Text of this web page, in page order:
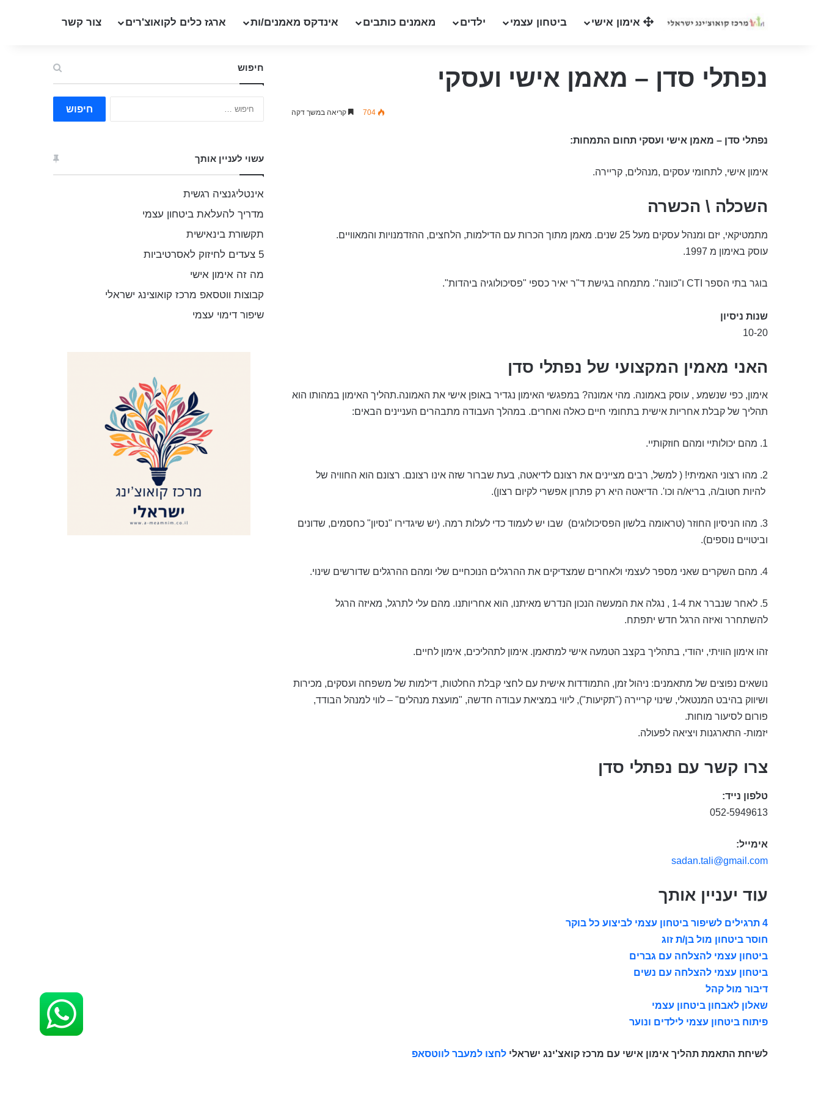
אימון אישי ביטחון עצמי ילדים מאמנים כותבים אינדקס מאמנים/ות ארגז כלים לקואוצ'רים צור קשר
נפתלי סדן – מאמן אישי ועסקי
704 קריאה במשך דקה
נפתלי סדן – מאמן אישי ועסקי תחום התמחות:
אימון אישי, לתחומי עסקים ,מנהלים, קריירה.
השכלה \ הכשרה
מתמטיקאי, יזם ומנהל עסקים מעל 25 שנים. מאמן מתוך הכרות עם הדילמות, הלחצים, ההזדמנויות והמאוויים.
עוסק באימון מ 1997.
בוגר בתי הספר CTI ו"כוונה". מתמחה בגישת ד"ר יאיר כספי "פסיכולוגיה ביהדות".
שנות ניסיון
10-20
האני מאמין המקצועי של נפתלי סדן
אימון, כפי שנשמע , עוסק באמונה. מהי אמונה? במפגשי האימון נגדיר באופן אישי את האמונה.תהליך האימון במהותו הוא
תהליך של קבלת אחריות אישית בתחומי חיים כאלה ואחרים. במהלך העבודה מתבהרים העניינים הבאים:
1. מהם יכולותיי ומהם חוזקותיי.
2. מהו רצוני האמיתי! ( למשל, רבים מציינים את רצונם לדיאטה, בעת שברור שזה אינו רצונם. רצונם הוא החוויה של
להיות חטוב/ה, בריא/ה וכו'. הדיאטה היא רק פתרון אפשרי לקיום רצון).
3. מהו הניסיון החוזר (טראומה בלשון הפסיכולוגים) שבו יש לעמוד כדי לעלות רמה. (יש שיגדירו "נסיון" כחסמים, שדונים
וביטויים נוספים).
4. מהם השקרים שאני מספר לעצמי ולאחרים שמצדיקים את ההרגלים הנוכחיים שלי ומהם ההרגלים שדורשים שינוי.
5. לאחר שנברר את 1-4 , נגלה את המעשה הנכון הנדרש מאיתנו, הוא אחריותנו. מהם עלי לתרגל, מאיזה הרגל
להשתחרר ואיזה הרגל חדש יתפתח.
זהו אימון הוויתי, יהודי, בתהליך בקצב הטמעה אישי למתאמן. אימון לתהליכים, אימון לחיים.
נושאים נפוצים של מתאמנים: ניהול זמן, התמודדות אישית עם לחצי קבלת החלטות, דילמות של משפחה ועסקים, מכירות
ושיווק בהיבט המנטאלי, שינוי קריירה ("תקיעות"), ליווי במציאת עבודה חדשה, "מועצת מנהלים" – לווי למנהל הבודד,
פורום לסיעור מוחות.
יזמות- התארגנות ויציאה לפעולה.
צרו קשר עם נפתלי סדן
טלפון נייד:
052-5949613
אימייל:
sadan.tali@gmail.com
עוד יעניין אותך
4 תרגילים לשיפור ביטחון עצמי לביצוע כל בוקר
חוסר ביטחון מול בן/ת זוג
ביטחון עצמי להצלחה עם גברים
ביטחון עצמי להצלחה עם נשים
דיבור מול קהל
שאלון לאבחון ביטחון עצמי
פיתוח ביטחון עצמי לילדים ונוער
לשיחת התאמת תהליך אימון אישי עם מרכז קואצ'ינג ישראלי לחצו למעבר לווטסאפ
חיפוש
עשוי לעניין אותך
אינטליגנציה רגשית
מדריך להעלאת ביטחון עצמי
תקשורת בינאישית
5 צעדים לחיזוק לאסרטיביות
מה זה אימון אישי
קבוצות ווטסאפ מרכז קואוצינג ישראלי
שיפור דימוי עצמי